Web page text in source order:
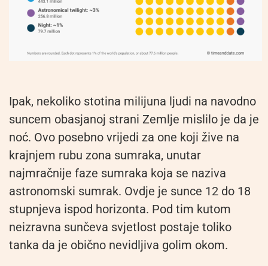
Ipak, nekoliko stotina milijuna ljudi na navodno
suncem obasjanoj strani Zemlje mislilo je da je
noć. Ovo posebno vrijedi za one koji žive na
krajnjem rubu zona sumraka, unutar
najmračnije faze sumraka koja se naziva
astronomski sumrak. Ovdje je sunce 12 do 18
stupnjeva ispod horizonta. Pod tim kutom
neizravna sunčeva svjetlost postaje toliko
tanka da je obično nevidljiva golim okom.